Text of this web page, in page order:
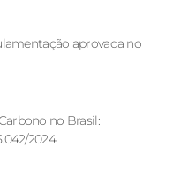
aprovada no
no Brasil:
2024